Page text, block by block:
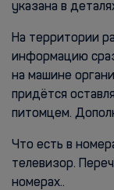
указана в
На территории
информацию
на машине
придётся
питомцем.
Что есть в
телевизор.
номерах..